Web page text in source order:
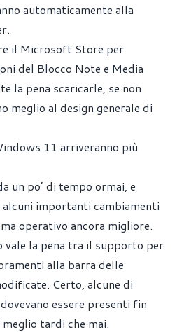
automaticamente alla
il Microsoft Store per
del Blocco Note e Media
la pena scaricarle, se non
meglio al design generale di
11 arriveranno più
un po’ di tempo ormai, e
importanti cambiamenti
operativo ancora migliore.
vale la pena tra il supporto per
alla barra delle
Certo, alcune di
essere presenti fin
tardi che mai.